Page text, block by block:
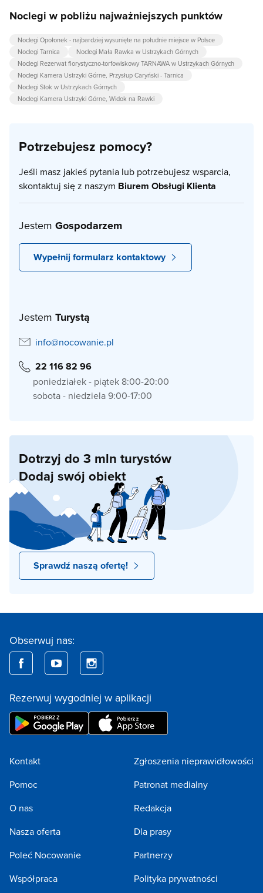
Noclegi w pobliżu najważniejszych punktów
Noclegi Opołonek - najbardziej wysunięte na południe miejsce w Polsce
Noclegi Tarnica
Noclegi Mała Rawka w Ustrzykach Górnych
Noclegi Rezerwat florystyczno-torfowiskowy TARNAWA w Ustrzykach Górnych
Noclegi Kamera Ustrzyki Górne, Przysłup Caryński - Tarnica
Noclegi Stok w Ustrzykach Górnych
Noclegi Kamera Ustrzyki Górne, Widok na Rawki
Potrzebujesz pomocy?
Jeśli masz jakieś pytania lub potrzebujesz wsparcia,
skontaktuj się z naszym Biurem Obsługi Klienta
Jestem Gospodarzem
Wypełnij formularz kontaktowy
Jestem Turystą
info@nocowanie.pl
22 116 82 96
poniedziałek - piątek 8:00-20:00
sobota - niedziela 9:00-17:00
Dotrzyj do 3 mln turystów
Dodaj swój obiekt
Sprawdź naszą ofertę!
Obserwuj nas:
Rezerwuj wygodniej w aplikacji
Kontakt
Pomoc
O nas
Nasza oferta
Poleć Nocowanie
Współpraca
Zgłoszenia nieprawidłowości
Patronat medialny
Redakcja
Dla prasy
Partnerzy
Polityka prywatności